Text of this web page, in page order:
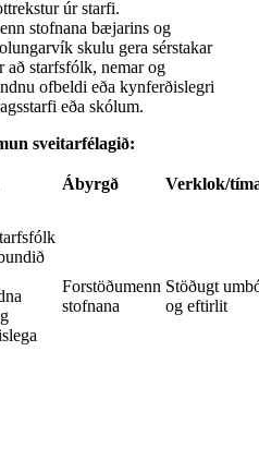
úr starfi.
stofnana bæjarins og
skulu gera sérstakar
starfsfólk, nemar og
ofbeldi eða kynferðislegri
eða skólum.
sveitarfélagið:
Ábyrgð
Verklok/
Forstöðumenn
stofnana
Stöðugt
og eftirlit